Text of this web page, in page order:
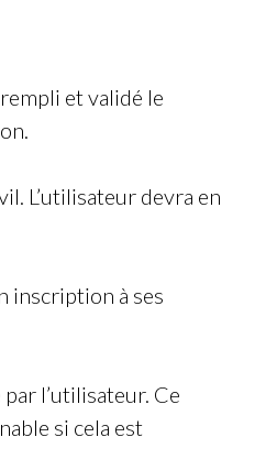
et validé le
L’utilisateur devra en
inscription à ses
l’utilisateur. Ce
si cela est